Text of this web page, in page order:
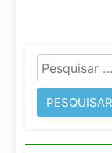
Pesquisar
por: